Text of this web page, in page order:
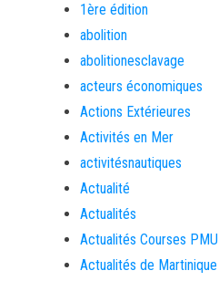
1ère édition
abolition
abolitionesclavage
acteurs économiques
Actions Extérieures
Activités en Mer
activitésnautiques
Actualité
Actualités
Actualités Courses PMU
Actualités de Martinique